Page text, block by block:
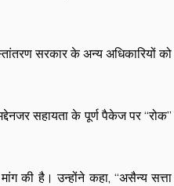
सरकार के अन्य अधिकारियों को
सहायता के पूर्ण पैकेज पर ‘‘रोक’’
की है। उन्होंने कहा, ‘‘असैन्य सत्ता